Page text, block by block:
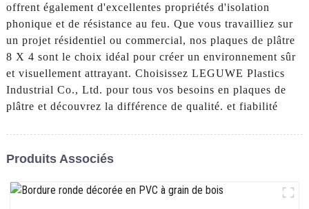
offrent également d'excellentes propriétés d'isolation
phonique et de résistance au feu. Que vous travailliez sur
un projet résidentiel ou commercial, nos plaques de plâtre
8 X 4 sont le choix idéal pour créer un environnement sûr
et visuellement attrayant. Choisissez LEGUWE Plastics
Industrial Co., Ltd. pour tous vos besoins en plaques de
plâtre et découvrez la différence de qualité. et fiabilité
Produits Associés